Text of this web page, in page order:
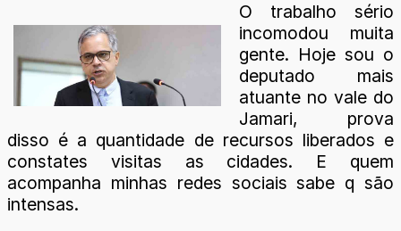
O trabalho sério
incomodou muita
gente. Hoje sou o
deputado mais
atuante no vale do
Jamari, prova
disso é a quantidade de recursos liberados e
constates visitas as cidades. E quem
acompanha minhas redes sociais sabe q são
intensas.